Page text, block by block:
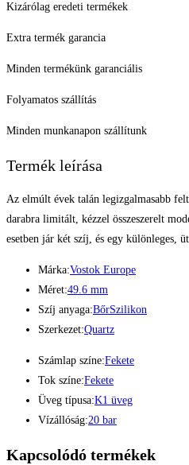
Kizárólag eredeti termékek
Extra termék garancia
Minden termékünk garanciális
Folyamatos szállítás
Minden munkanapon szállítunk
Termék leírása
Az elmúlt évek talán legizgalmasabb
darabra limitált, kézzel összeszerelt
esetben jár két szíj, és egy különleges,
Márka:Vostok Europe
Méret:49.6 mm
Szíj anyaga:BőrSzilikon
Szerkezet:Quartz
Számlap színe:Fekete
Tok színe:Fekete
Üveg típusa:K1 üveg
Vízállóság:20 bar
Kapcsolódó termékek